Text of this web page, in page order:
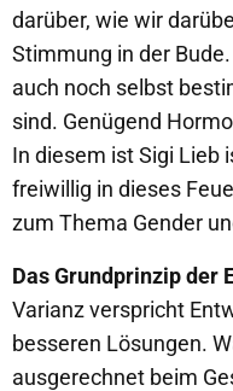
darüber, wie wir
Stimmung in der
auch noch selbst
sind. Genügend
In diesem ist Sigi Lieb
freiwillig in dieses
zum Thema Gender
Das Grundprinzip der
Varianz verspricht
besseren Lösungen.
ausgerechnet beim